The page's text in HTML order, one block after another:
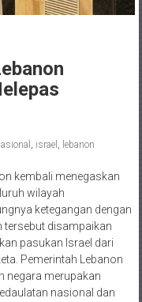
, israel , lebanon
kembali menegaskan
wilayah
ketegangan dengan
tersebut disampaikan
pasukan Israel dari
Pemerintah Lebanon
negara merupakan
nasional dan